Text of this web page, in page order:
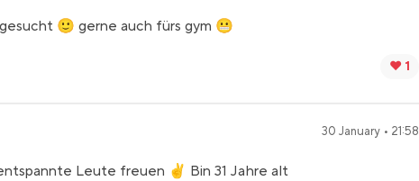
🙂 gerne auch fürs gym 😬
❤️ 1
30 January • 21:58
Leute freuen ✌️ Bin 31 Jahre alt